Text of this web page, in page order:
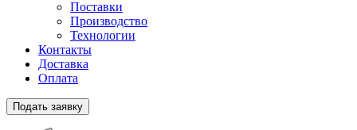
Поставки
Производство
Технологии
Контакты
Доставка
Оплата
Подать заявку